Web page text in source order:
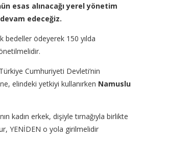
esas alınacağı yerel yönetim
edeceğiz.
bedeller ödeyerek 150 yılda
Cumhuriyeti Devleti’nin
elindeki yetkiyi kullanırken Namuslu
kadın erkek, dişiyle tırnağıyla birlikte
YENİDEN o yola girilmelidir